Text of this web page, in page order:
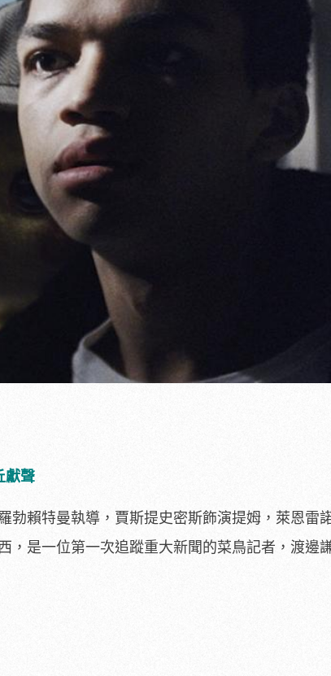
獻聲
勃賴特曼執導，賈斯提史密斯飾演提姆， 萊恩雷
， 是一位第一次追蹤重大新聞的菜鳥記者，渡邊